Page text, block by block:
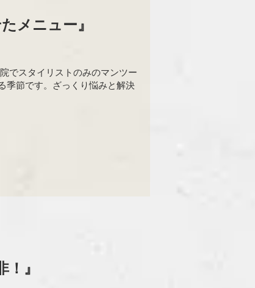
メニュー』
でスタイリストのみのマンツー
季節です。ざっくり悩みと解決
』